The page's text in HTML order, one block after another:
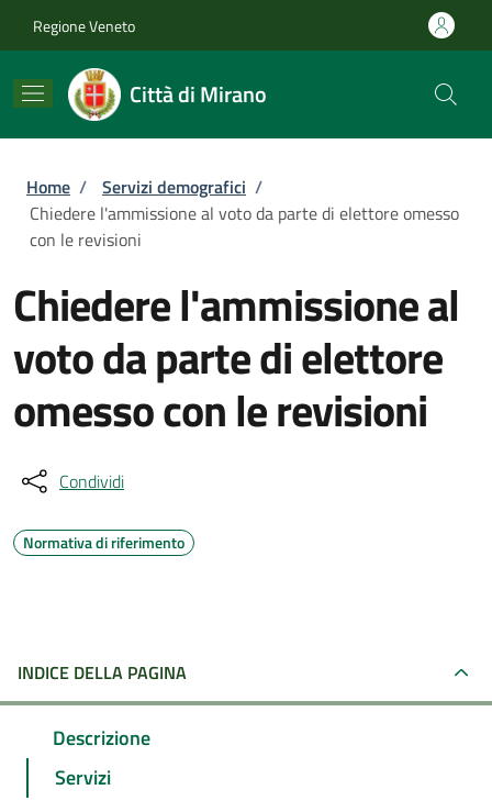
Regione Veneto
Città di Mirano
Briciole di pane
Home / Servizi demografici /
Chiedere l'ammissione al voto da parte di elettore omesso
con le revisioni
Chiedere l'ammissione al
voto da parte di elettore
omesso con le revisioni
Condividi
Normativa di riferimento
INDICE DELLA PAGINA
Descrizione
Servizi